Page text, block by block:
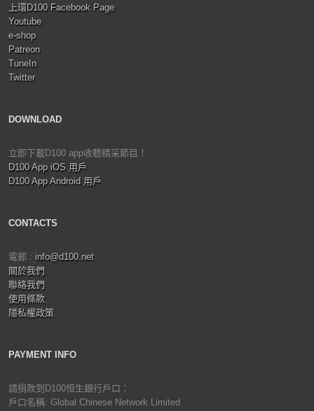
上環D100 Facebook Page
Youtube
e-shop
Patreon
TuneIn
Twitter
DOWNLOAD
立即下載D100 app收聽精采節目！
D100 App iOS 用戶
D100 App Android 用戶
CONTACTS
電郵 : info@d100.net
關於我們
聯絡我們
使用條款
隱私權政策
PAYMENT INFO
請捐款到D100恒生銀行戶口：
戶口名稱: Global Chinese Network Limited